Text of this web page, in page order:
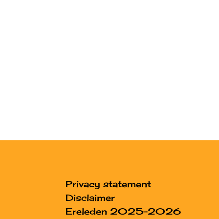
Privacy statement
Disclaimer
Ereleden 2025-2026